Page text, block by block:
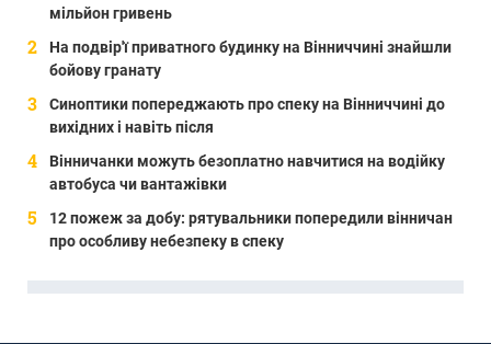
мільйон гривень
На подвір'ї приватного будинку на Вінниччині знайшли
бойову гранату
Синоптики попереджають про спеку на Вінниччині до
вихідних і навіть після
Вінничанки можуть безоплатно навчитися на водійку
автобуса чи вантажівки
12 пожеж за добу: рятувальники попередили вінничан
про особливу небезпеку в спеку